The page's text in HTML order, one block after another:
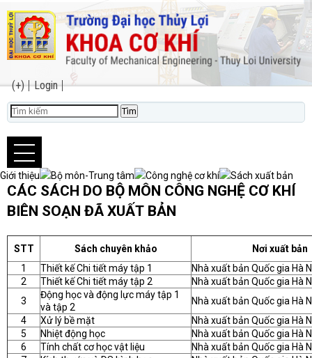
(+) Login
Giới thiệu Bộ môn-Trung tâm Công nghệ cơ khí Sách xuất bản
CÁC SÁCH DO BỘ MÔN CÔNG NGHỆ CƠ KHÍ
BIÊN SOẠN ĐÃ XUẤT BẢN
STT Sách chuyên khảo
Nơi xuất bản
1
Thiết kế Chi tiết máy tập 1
Nhà xuất bản Quốc gia Hà
2
Thiết kế Chi tiết máy tập 2
Nhà xuất bản Quốc gia Hà
3
Động học và động lực máy tập 1
và tập 2
Nhà xuất bản Quốc gia Hà
4
Xử lý bề mặt
Nhà xuất bản Quốc gia Hà
5
Nhiệt động học
Nhà xuất bản Quốc gia Hà
6
Tính chất cơ học vật liệu
Nhà xuất bản Quốc gia Hà